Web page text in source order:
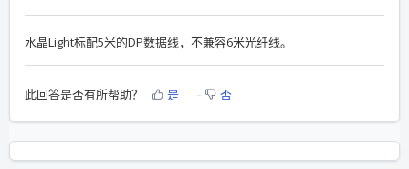
水晶Light标配5米的DP数据线，不兼容6米光纤线。
此回答是否有所帮助？ 是 否